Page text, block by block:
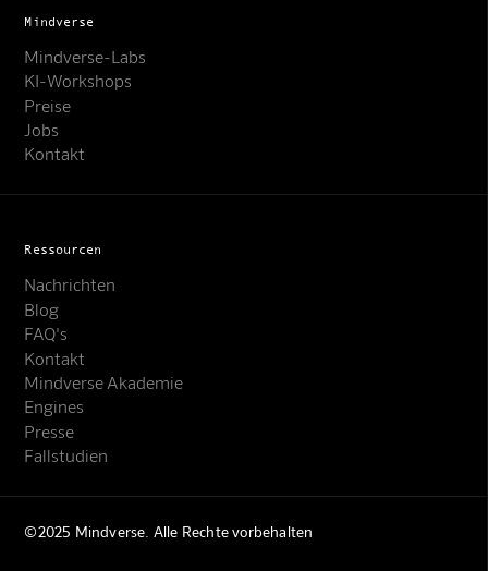
Online · KI-Assistent
Mindverse
Mindverse
Mindverse-Labs
KI-Workshops
Preise
Jobs
Kontakt
Ressourcen
Nachrichten
Blog
FAQ's
Kontakt
Mindverse Akademie
Engines
Presse
Fallstudien
©2025 Mindverse. Alle Rechte vorbehalten